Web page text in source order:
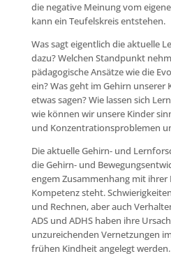
die negative Meinung vom
kann ein Teufelskreis entstehen.
Was sagt eigentlich die aktuelle
dazu? Welchen Standpunkt
pädagogische Ansätze wie die
ein? Was geht im Gehirn unserer
etwas sagen? Wie lassen sich
wie können wir unsere Kinder
und Konzentrationsproblemen
Die aktuelle Gehirn- und
die Gehirn- und
engem Zusammenhang mit
Kompetenz steht.
und Rechnen, aber auch
ADS und ADHS haben ihre
unzureichenden Vernetzungen
frühen Kindheit angelegt werden.